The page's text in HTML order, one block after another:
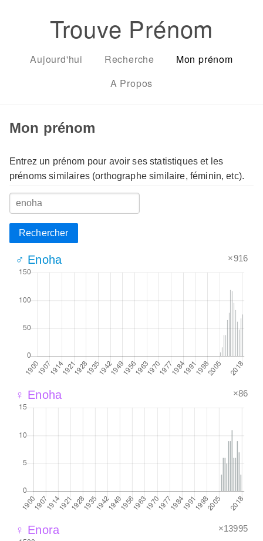
Trouve Prénom
Aujourd'hui Recherche
Mon prénom
A Propos
Mon prénom
Entrez un prénom pour avoir ses statistiques et les
prénoms similaires (orthographe similaire, féminin, etc).
Rechercher
♂ Enoha ×916
♀ Enoha ×86
♀ Enora ×13995